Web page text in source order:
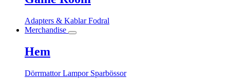
Adapters & KablarFodral
Merchandise
Hem
DörrmattorLampor Sparbössor